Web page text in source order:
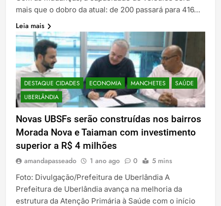
mais que o dobro da atual: de 200 passará para 416…
Leia mais
DESTAQUE CIDADES ECONOMIA MANCHETES
SAÚDE
UBERLÂNDIA
Novas UBSFs serão construídas nos bairros
Morada Nova e Taiaman com investimento
superior a R$ 4 milhões
amandapasseado 1 ano ago 0 5 mins
Foto: Divulgação/Prefeitura de Uberlândia A
Prefeitura de Uberlândia avança na melhoria da
estrutura da Atenção Primária à Saúde com o início